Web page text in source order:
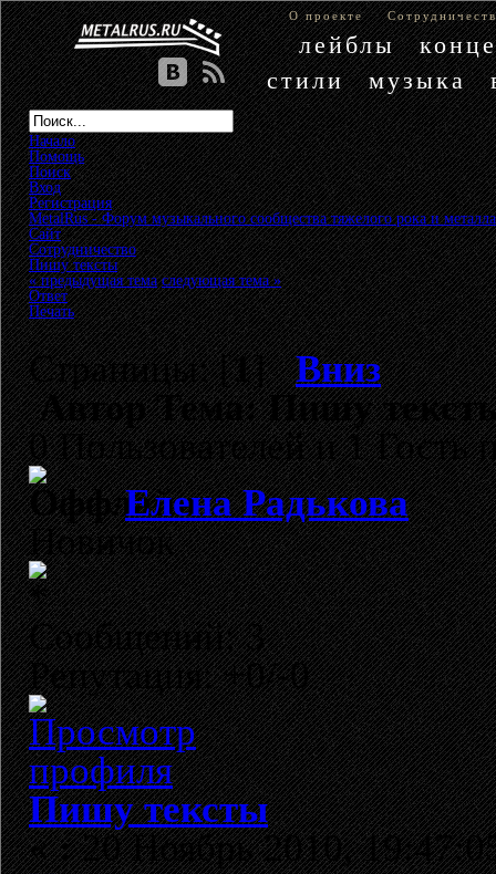
О проекте
лейблы
стили
музыка
Начало
Помощь
Поиск
Вход
Регистрация
MetalRus - Форум музыкального сообщества тяжелого рока и металла
Сайт»
Сотрудничество»
Пишу тексты
« предыдущая тема следующая тема »
Ответ
Печать
Страницы: [1]Вниз
АвторТема: Пишу
0 Пользователей и 1 Гость
Елена Радькова
Новичок
Сообщений: 3
Репутация: +0/-0
Пишу тексты
«:20 Ноябрь 2010,